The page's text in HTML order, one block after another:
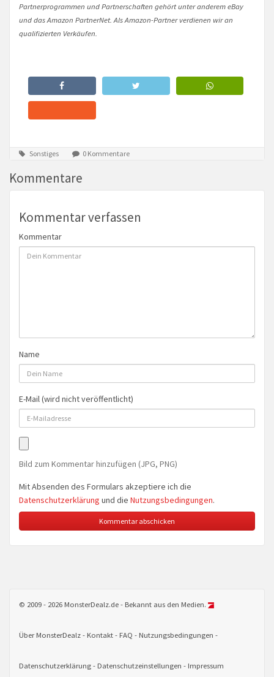
Partnerprogrammen und Partnerschaften gehört unter anderem eBay
und das Amazon PartnerNet. Als Amazon-Partner verdienen wir an
qualifizierten Verkäufen.
Sonstiges 0 Kommentare
Kommentare
Kommentar verfassen
Kommentar
Name
E-Mail (wird nicht veröffentlicht)
Bild zum Kommentar hinzufügen (JPG, PNG)
Mit Absenden des Formulars akzeptiere ich die
Datenschutzerklärung und die Nutzungsbedingungen.
© 2009 - 2026 MonsterDealz.de - Bekannt aus den Medien.
Über MonsterDealz Kontakt FAQ Nutzungsbedingungen
Datenschutzerklärung Datenschutzeinstellungen Impressum